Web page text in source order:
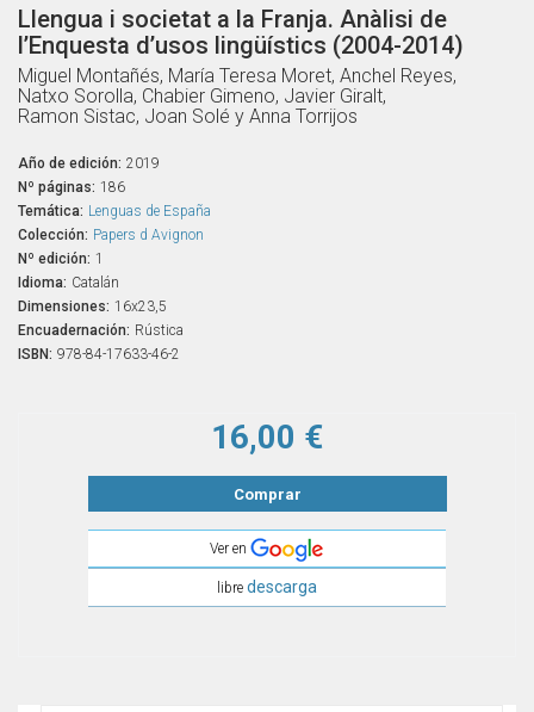
Llengua i societat a la Franja. Anàlisi de
l’Enquesta d’usos lingüístics (2004-2014)
Miguel Montañés, María Teresa Moret, Anchel Reyes,
Natxo Sorolla, Chabier Gimeno, Javier Giralt,
Ramon Sistac, Joan Solé y Anna Torrijos
Año de edición: 2019
Nº páginas: 186
Temática: Lenguas de España
Colección: Papers d Avignon
Nº edición: 1
Idioma: Catalán
Dimensiones: 16x23,5
Encuadernación: Rústica
ISBN: 978-84-17633-46-2
16,00 €
Comprar
Ver en
libre descarga